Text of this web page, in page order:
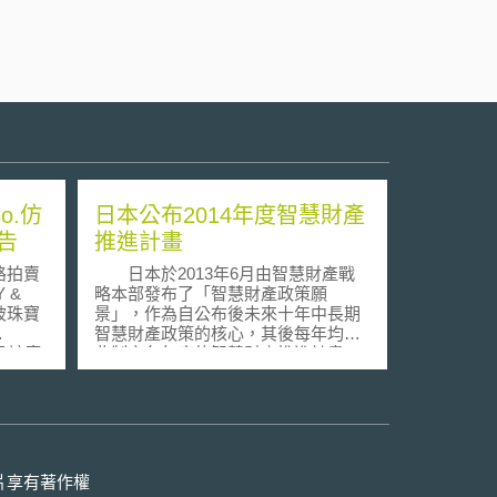
仿
賣
&
珠寶
該廣
量
，並
日本公布2014年度智慧財產
推進計畫
日本於2013年6月由智慧財產戰
略本部發布了「智慧財產政策願
景」，作為自公布後未來十年中長期
智慧財產政策的核心，其後每年均依
此制定各年度的智慧財產推進計畫。
延續前揭「智慧財產政策願景」
享有著作權